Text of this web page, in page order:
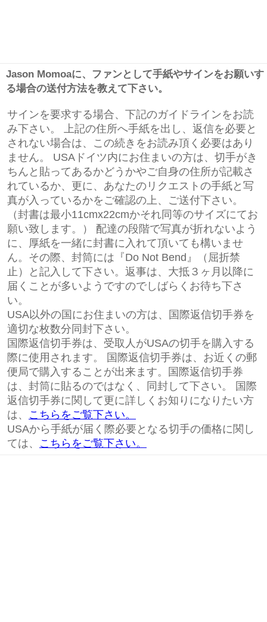
Jason Momoaに、ファンとして手紙やサインをお願いす
る場合の送付方法を教えて下さい。
サインを要求する場合、下記のガイドラインをお読
み下さい。 上記の住所へ手紙を出し、返信を必要と
されない場合は、この続きをお読み頂く必要はあり
ません。 USAドイツ内にお住まいの方は、切手がき
ちんと貼ってあるかどうかやご自身の住所が記載さ
れているか、更に、あなたのリクエストの手紙と写
真が入っているかをご確認の上、ご送付下さい。
（封書は最小11cmx22cmかそれ同等のサイズにてお
願い致します。） 配達の段階で写真が折れないよう
に、厚紙を一緒に封書に入れて頂いても構いませ
ん。その際、封筒には『Do Not Bend』（屈折禁
止）と記入して下さい。返事は、大抵３ヶ月以降に
届くことが多いようですのでしばらくお待ち下さ
い。
USA以外の国にお住まいの方は、国際返信切手券を
適切な枚数分同封下さい。
国際返信切手券は、受取人がUSAの切手を購入する
際に使用されます。 国際返信切手券は、お近くの郵
便局で購入することが出来ます。国際返信切手券
は、封筒に貼るのではなく、同封して下さい。 国際
返信切手券に関して更に詳しくお知りになりたい方
は、 こちらをご覧下さい。
USAから手紙が届く際必要となる切手の価格に関し
ては、 こちらをご覧下さい。